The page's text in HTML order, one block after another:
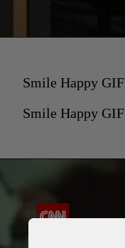
Smile Happy GIF
Smile Happy GIF